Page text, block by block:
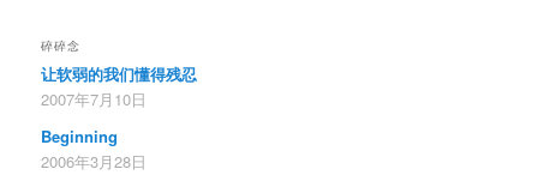
碎碎念
让软弱的我们懂得残忍
2007年7月10日
Beginning
2006年3月28日